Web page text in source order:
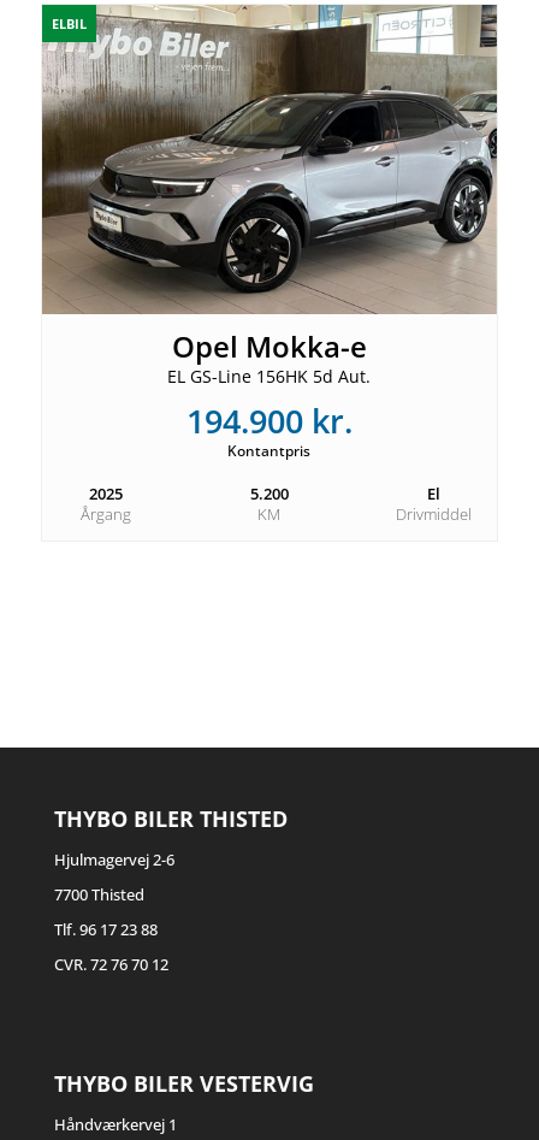
ELBIL
Opel Mokka-e
EL GS-Line 156HK 5d Aut.
194.900 kr.
Kontantpris
2025
Årgang
5.200
KM
El
Drivmiddel
THYBO BILER THISTED
Hjulmagervej 2-6
7700 Thisted
Tlf. 96 17 23 88
CVR. 72 76 70 12
THYBO BILER VESTERVIG
Håndværkervej 1